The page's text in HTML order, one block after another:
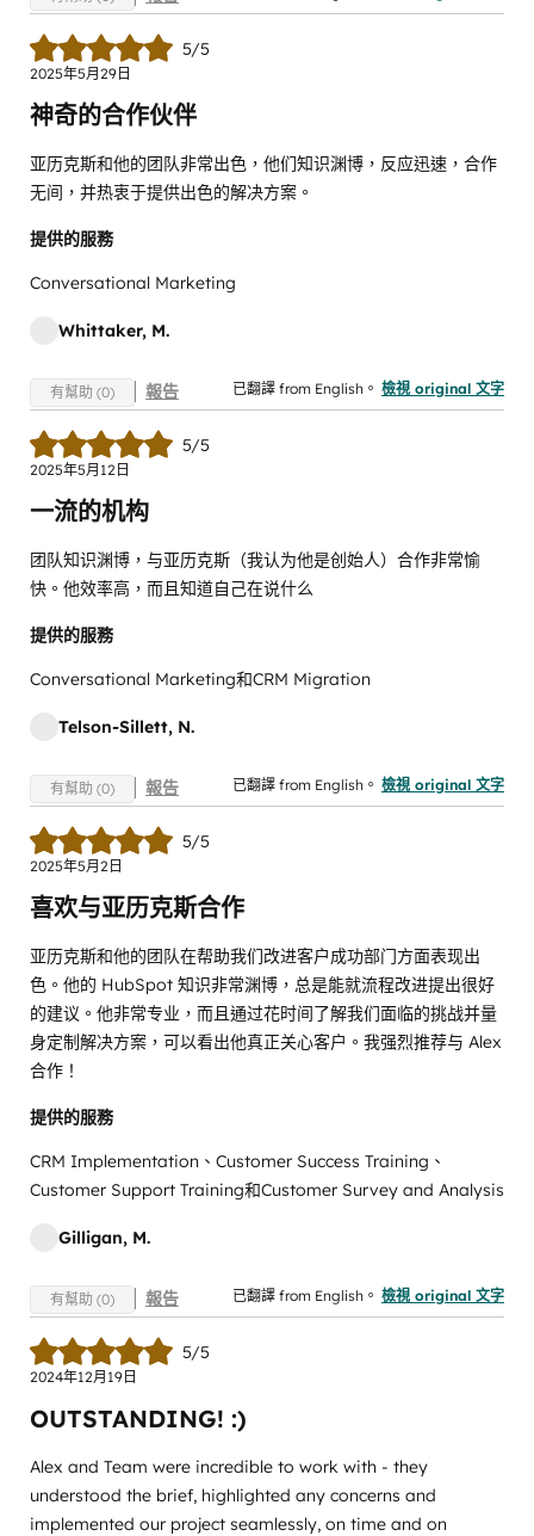
5/5
2025年5月29日
神奇的合作伙伴
亚历克斯和他的团队非常出色，他们知识渊博，反应迅速，合作
无间，并热衷于提供出色的解决方案。
提供的服務
Conversational Marketing
Whittaker, M.
有幫助 (0) 報告 已翻譯 from English。 檢視 original 文字
5/5
2025年5月12日
一流的机构
团队知识渊博，与亚历克斯（我认为他是创始人）合作非常愉
快。他效率高，而且知道自己在说什么
提供的服務
Conversational Marketing和CRM Migration
Telson-Sillett, N.
有幫助 (0) 報告 已翻譯 from English。 檢視 original 文字
5/5
2025年5月2日
喜欢与亚历克斯合作
亚历克斯和他的团队在帮助我们改进客户成功部门方面表现出
色。他的 HubSpot 知识非常渊博，总是能就流程改进提出很好
的建议。他非常专业，而且通过花时间了解我们面临的挑战并量
身定制解决方案，可以看出他真正关心客户。我强烈推荐与 Alex
合作！
提供的服務
CRM Implementation、Customer Success Training、
Customer Support Training和Customer Survey and Analysis
Gilligan, M.
有幫助 (0) 報告 已翻譯 from English。 檢視 original 文字
5/5
2024年12月19日
OUTSTANDING! :)
Alex and Team were incredible to work with - they
understood the brief, highlighted any concerns and
implemented our project seamlessly, on time and on